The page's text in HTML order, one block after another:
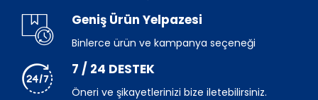
Geniş Ürün Yelpazesi
Binlerce ürün ve kampanya seçeneği
7 / 24 DESTEK
Öneri ve şikayetlerinizi bize iletebilirsiniz.